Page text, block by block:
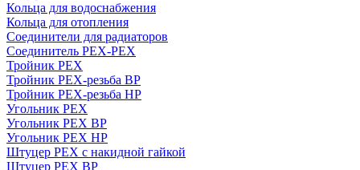
Кольца для водоснабжения
Кольца для отопления
Соединители для радиаторов
Соединитель PEX-PEX
Тройник PEX
Тройник PEX-резьба ВР
Тройник PEX-резьба НР
Угольник PEX
Угольник PEX ВР
Угольник PEX НР
Штуцер PEX c накидной гайкой
Штуцер PEX ВР